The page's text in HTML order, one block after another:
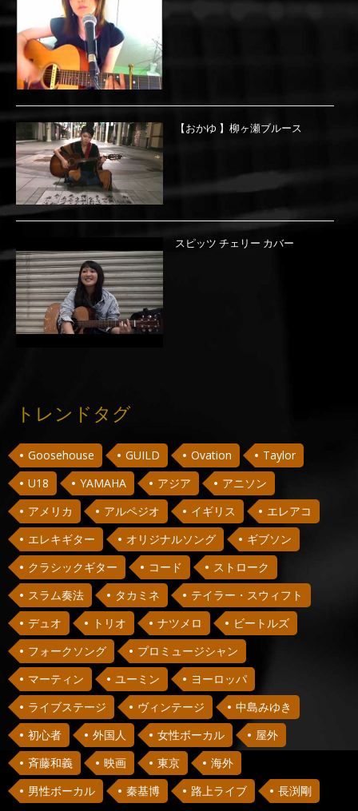
【おかゆ 】柳ヶ瀬ブルース
スピッツ チェリー カバー
トレンドタグ
Goosehouse GUILD Ovation
Taylor
U18
YAMAHA アジア
アニソン
アメリカ
アルペジオ イギリス
エレアコ
エレキギター
オリジナルソング
ギブソン
クラシックギター
コード
ストローク
スラム奏法
タカミネ
テイラー・スウィフト
デュオ
トリオ ナツメロ
ビートルズ
フォークソング
プロミュージシャン
マーティン
ユーミン
ヨーロッパ
ライブステージ
ヴィンテージ
中島みゆき
初心者
外国人 女性ボーカル
屋外
斉藤和義
映画 東京
海外
男性ボーカル
秦基博 路上ライブ 長渕剛